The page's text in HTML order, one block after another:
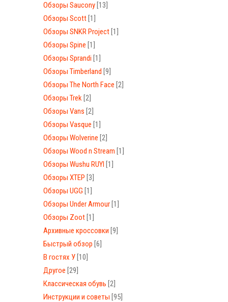
Обзоры Saucony [13]
Обзоры Scott [1]
Обзоры SNKR Project [1]
Обзоры Spine [1]
Обзоры Sprandi [1]
Обзоры Timberland [9]
Обзоры The North Face [2]
Обзоры Trek [2]
Обзоры Vans [2]
Обзоры Vasque [1]
Обзоры Wolverine [2]
Обзоры Wood n Stream [1]
Обзоры Wushu RUYI [1]
Обзоры XTEP [3]
Обзоры UGG [1]
Обзоры Under Armour [1]
Обзоры Zoot [1]
Архивные кроссовки [9]
Быстрый обзор [6]
В гостях У [10]
Другое [29]
Классическая обувь [2]
Инструкции и советы [95]